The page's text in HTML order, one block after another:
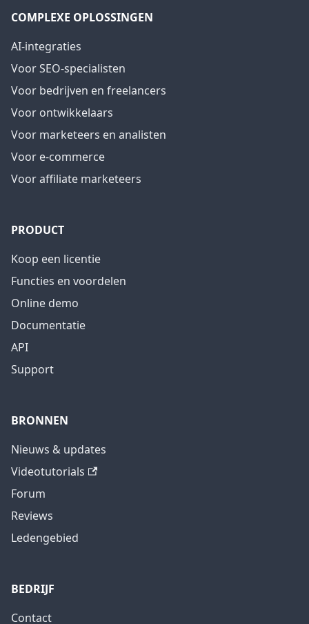
COMPLEXE OPLOSSINGEN
AI-integraties
Voor SEO-specialisten
Voor bedrijven en freelancers
Voor ontwikkelaars
Voor marketeers en analisten
Voor e-commerce
Voor affiliate marketeers
PRODUCT
Koop een licentie
Functies en voordelen
Online demo
Documentatie
API
Support
BRONNEN
Nieuws & updates
Videotutorials
Forum
Reviews
Ledengebied
BEDRIJF
Contact